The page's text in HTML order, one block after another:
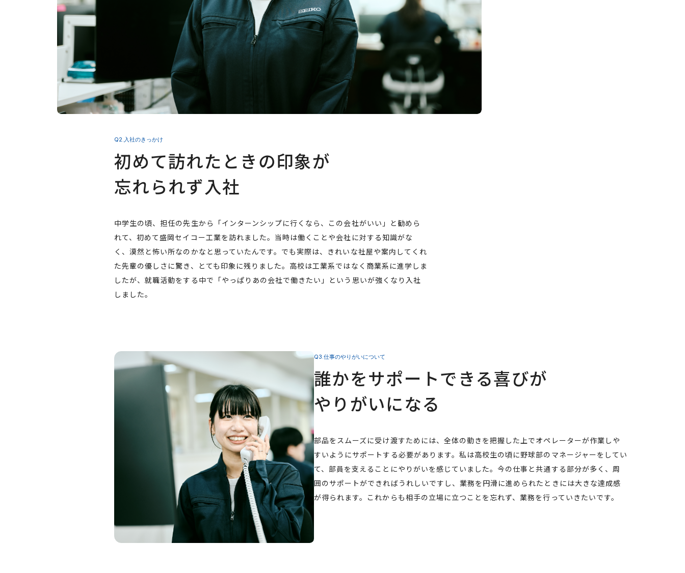
Q2.入社のきっかけ
初めて訪れたときの印象が
忘れられず入社
中学生の頃、担任の先生から「インターンシップに行くなら、この会社がいい」と勧めら
れて、初めて盛岡セイコー工業を訪れました。当時は働くことや会社に対する知識がな
く、漠然と怖い所なのかなと思っていたんです。でも実際は、きれいな社屋や案内してくれ
た先輩の優しさに驚き、とても印象に残りました。高校は工業系ではなく商業系に進学しま
したが、就職活動をする中で「やっぱりあの会社で働きたい」という思いが強くなり入社
しました。
Q3.仕事のやりがいについて
誰かをサポートできる喜びが
やりがいになる
部品をスムーズに受け渡すためには、全体の動きを把握した上でオペレーターが作業しや
すいようにサポートする必要があります。私は高校生の頃に野球部のマネージャーをしてい
て、部員を支えることにやりがいを感じていました。今の仕事と共通する部分が多く、周
囲のサポートができればうれしいですし、業務を円滑に進められたときには大きな達成感
が得られます。これからも相手の立場に立つことを忘れず、業務を行っていきたいです。